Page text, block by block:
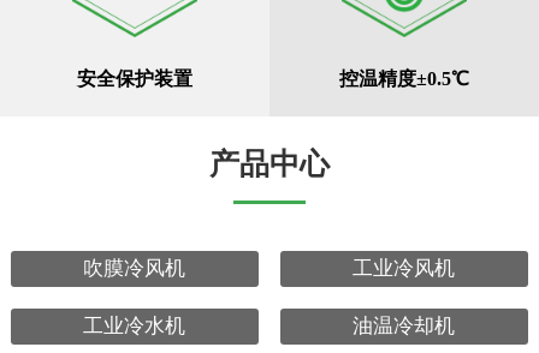
安全保护装置 控温精度±0.5℃
产品中心
吹膜冷风机 工业冷风机
工业冷水机 油温冷却机